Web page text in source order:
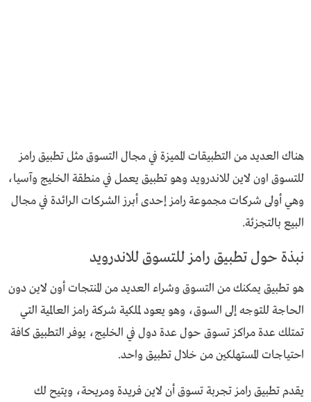
هناك العديد من التطبيقات المميزة في مجال التسوق مثل تطبيق رامز
للتسوق اون لاين للاندرويد وهو تطبيق يعمل في منطقة الخليج وآسيا،
وهي أولى شركات مجموعة رامز إحدى أبرز الشركات الرائدة في مجال
البيع بالتجزئة.
نبذة حول تطبيق رامز للتسوق للاندرويد
هو تطبيق يمكنك من التسوق وشراء العديد من المنتجات أون لاين دون
الحاجة للتوجه إلى السوق، وهو يعود لملكية شركة رامز العالمية التي
تمتلك عدة مراكز تسوق حول عدة دول في الخليج، يوفر التطبيق كافة
احتياجات المستهلكين من خلال تطبيق واحد.
يقدم تطبيق رامز تجربة تسوق أن لاين فريدة ومريحة، ويتيح لك